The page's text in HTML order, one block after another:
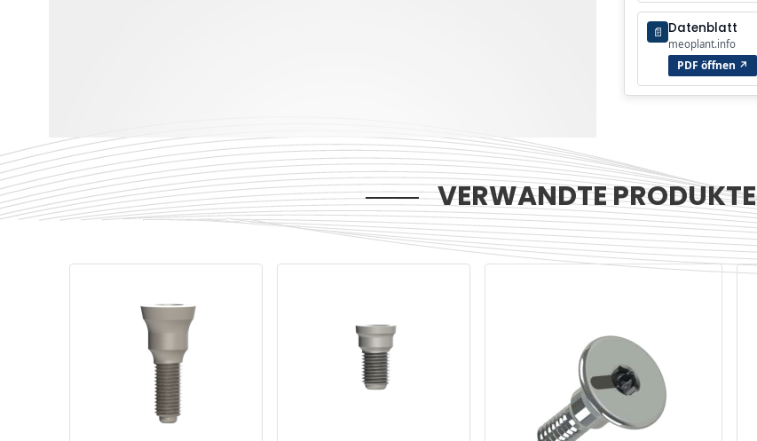
📄 Datenblatt
meoplant.info
PDF öffnen ↗
VERWANDTE PRODUKTE